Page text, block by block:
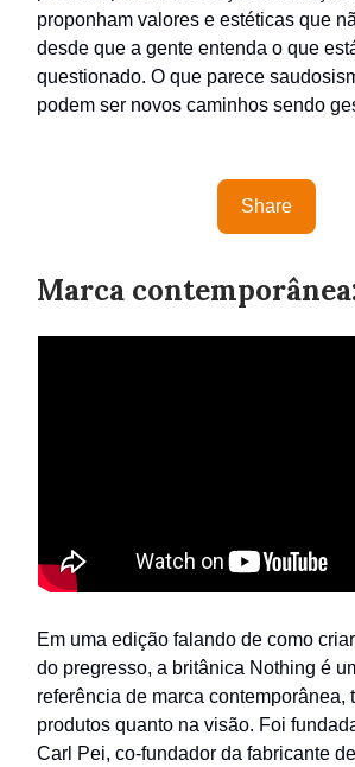
proponham valores e estéticas que
desde que a gente entenda o que
questionado. O que parece
podem ser novos caminhos sendo
Share
Marca
Em uma edição falando de como
do pregresso, a britânica Nothing é
referência de marca contemporânea,
produtos quanto na visão. Foi
Carl Pei, co-fundador da fabricante